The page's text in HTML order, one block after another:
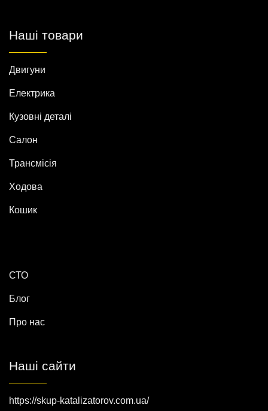
Наші товари
Двигуни
Електрика
Кузовні деталі
Салон
Трансмісія
Ходова
Кошик
СТО
Блог
Про нас
Наші сайти
https://skup-katalizatorov.com.ua/